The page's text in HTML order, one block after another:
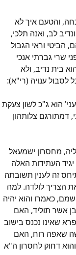
והטעם איך לא
לב, ואנה תלכי,
וראי הגבול
שרי גברתי אנכי
בית נדיב, ולא
לסבול ענויה (רי"א):
הוא ג"כ לשון צעקת
דמתורגם צלותהון
מחסרון ישמעאל
יגיד העתידות האלה
זה לענין תשובתה
הצריך לולדה. למה
כאמרו והוא יהיה
אשר תוליד, האם
שאינו נכנס בישוב
שאפה רוח, האם
דחוק לחסרון ה"א